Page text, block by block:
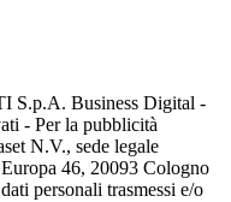
S.p.A. Business Digital -
- Per la pubblicità
N.V., sede legale
46, 20093 Cologno
personali trasmessi e/o